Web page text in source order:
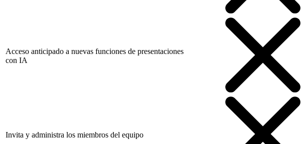
Acceso anticipado a nuevas funciones de presentaciones
con IA
Invita y administra los miembros del equipo